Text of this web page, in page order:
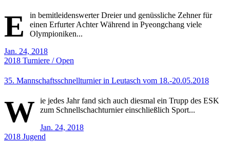
E
in bemitleidenswerter Dreier und genüssliche Zehner für
einen Erfurter Achter Während in Pyeongchang viele
Olympioniken...
Jan. 24, 2018
2018 Turniere / Open
35. Mannschaftsschnellturnier in Leutasch vom 18.-20.05.2018
W
ie jedes Jahr fand sich auch diesmal ein Trupp des ESK
zum Schnellschachturnier einschließlich Sport...
Jan. 24, 2018
2018 Jugend